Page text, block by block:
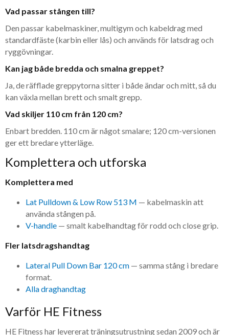
Vad passar stången till?
Den passar kabelmaskiner, multigym och kabeldrag med
standardfäste (karbin eller lås) och används för latsdrag och
ryggövningar.
Kan jag både bredda och smalna greppet?
Ja, de räfflade greppytorna sitter i både ändar och mitt, så du
kan växla mellan brett och smalt grepp.
Vad skiljer 110 cm från 120 cm?
Enbart bredden. 110 cm är något smalare; 120 cm-versionen
ger ett bredare ytterläge.
Komplettera och utforska
Komplettera med
Lat Pulldown & Low Row 513 M — kabelmaskin att
använda stången på.
V-handle — smalt kabelhandtag för rodd och close grip.
Fler latsdragshandtag
Lateral Pull Down Bar 120 cm — samma stång i bredare
format.
Alla draghandtag
Varför HE Fitness
HE Fitness har levererat träningsutrustning sedan 2009 och är